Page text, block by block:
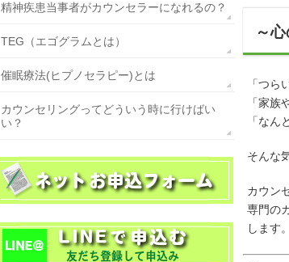
～
「つら
「家族
「なん
そんな
カウン
専門の
します。
精神疾患当事者がカウンセラーになれるの？
TEG（エゴグラムとは）
催眠療法(ヒプノセラピー)とは
カウンセリングってどういう時に行けばい
い？